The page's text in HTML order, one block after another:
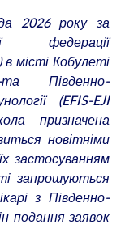
2026 року за
федерації
місті Кобулеті
та Південно-
(EFIS-EJI
призначена
новітніми
застосуванням
запрошуються
з Південно-
подання заявок